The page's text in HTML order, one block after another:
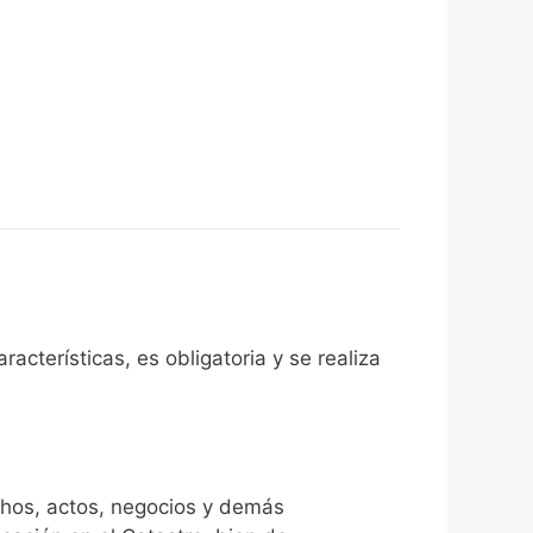
es obligatoria y se realiza
actos, negocios y demás